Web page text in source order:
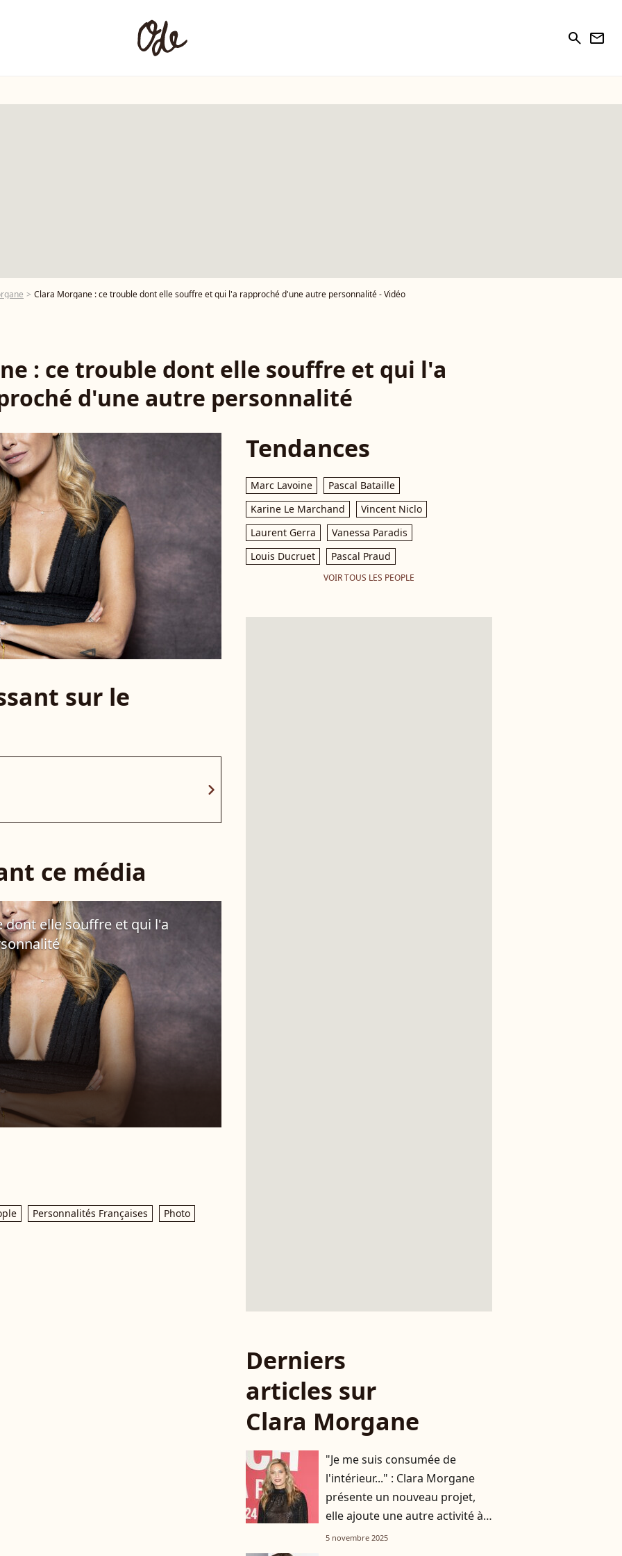
search newsletter
Clara Morgane : ce trouble dont elle souffre et qui l'a rapproché d'une autre personnalité - Vidéo
: ce trouble dont elle souffre et qui l'a
d'une autre personnalité
sur le
chevron_right
ce média
dont elle souffre et qui l'a
Personnalités Françaises
Photo
Tendances
Marc Lavoine
Pascal Bataille
Karine Le Marchand
Vincent Niclo
Laurent Gerra
Vanessa Paradis
Louis Ducruet
Pascal Praud
VOIR TOUS LES PEOPLE
Derniers
articles sur
Clara Morgane
"Je me suis consumée de
l'intérieur..." : Clara Morgane
présente un nouveau projet,
elle ajoute une autre activité à
son CV
5 novembre 2025